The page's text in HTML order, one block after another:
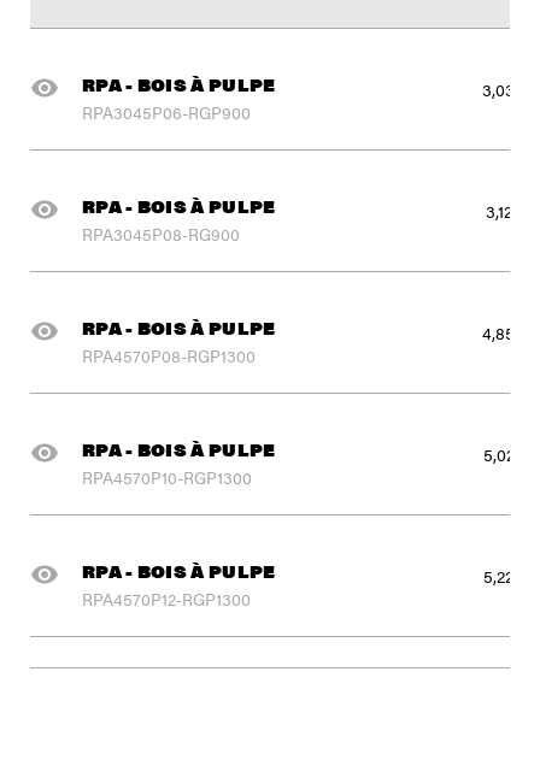
RPA - BOIS À PULPE
RPA3045P06-RGP900
3,030
RPA - BOIS À PULPE
RPA3045P08-RG900
3,125 lb
RPA - BOIS À PULPE
RPA4570P08-RGP1300
4,850
RPA - BOIS À PULPE
RPA4570P10-RGP1300
5,020
RPA - BOIS À PULPE
RPA4570P12-RGP1300
5,225 lb